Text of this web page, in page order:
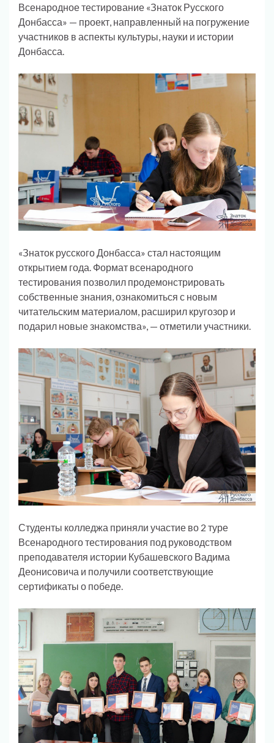
Всенародное тестирование «Знаток Русского
Донбасса» — проект, направленный на погружение
участников в аспекты культуры, науки и истории
Донбасса.
«Знаток русского Донбасса» стал настоящим
открытием года. Формат всенародного
тестирования позволил продемонстрировать
собственные знания, ознакомиться с новым
читательским материалом, расширил кругозор и
подарил новые знакомства», — отметили участники.
Студенты колледжа приняли участие во 2 туре
Всенародного тестирования под руководством
преподавателя истории Кубашевского Вадима
Деонисовича и получили соответствующие
сертификаты о победе.